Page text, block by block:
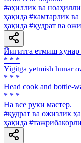
#аҳиллик ва
ҳақида #камтарлик
ҳақида #қудрат ва
Йигитга етмиш ҳунар
* * *
Yigitga yetmish hunar
* * *
Head cook and bottle-
* * *
Ha все руки мастер.
#қудрат ва ожизлик
ҳақида